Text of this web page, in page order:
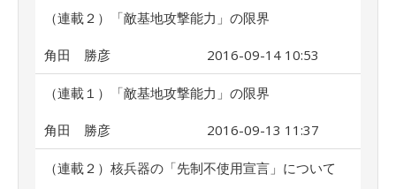
（連載２）「敵基地攻撃能力」の限界
角田 勝彦 2016-09-14 10:53
（連載１）「敵基地攻撃能力」の限界
角田 勝彦 2016-09-13 11:37
（連載２）核兵器の「先制不使用宣言」について